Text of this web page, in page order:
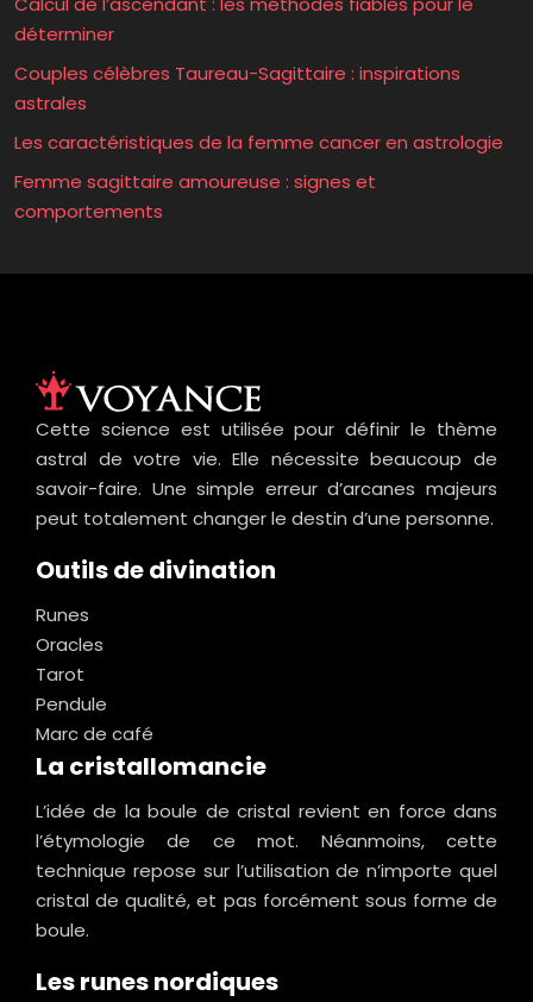
déterminer
Couples célèbres Taureau-Sagittaire : inspirations
astrales
Les caractéristiques de la femme cancer en astrologie
Femme sagittaire amoureuse : signes et
comportements
Cette science est utilisée pour définir le thème
astral de votre vie. Elle nécessite beaucoup de
savoir-faire. Une simple erreur d’arcanes majeurs
peut totalement changer le destin d’une personne.
Outils de divination
Runes
Oracles
Tarot
Pendule
Marc de café
La cristallomancie
L’idée de la boule de cristal revient en force dans
l’étymologie de ce mot. Néanmoins, cette
technique repose sur l’utilisation de n’importe quel
cristal de qualité, et pas forcément sous forme de
boule.
Les runes nordiques